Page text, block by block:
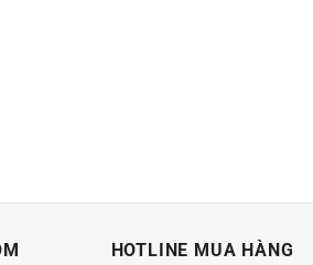
HOTLINE MUA HÀNG